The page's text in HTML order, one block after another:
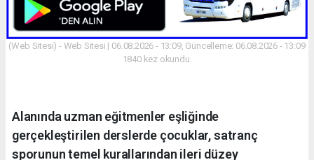
(Web Sitesi) - Web Sitesi | 06.08.2026 - 13:09, Güncelleme: 06.08.2026 - 13:09
1840 kez okundu.
Alanında uzman eğitmenler eşliğinde
gerçekleştirilen derslerde çocuklar, satranç
sporunun temel kurallarından ileri düzey